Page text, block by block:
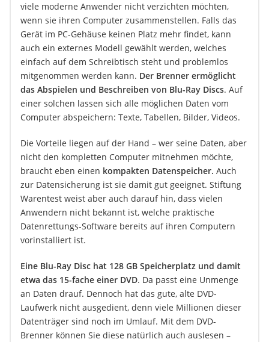
viele moderne Anwender nicht verzichten möchten,
wenn sie ihren Computer zusammenstellen. Falls das
Gerät im PC-Gehäuse keinen Platz mehr findet, kann
auch ein externes Modell gewählt werden, welches
einfach auf dem Schreibtisch steht und problemlos
mitgenommen werden kann. Der Brenner ermöglicht
das Abspielen und Beschreiben von Blu-Ray Discs. Auf
einer solchen lassen sich alle möglichen Daten vom
Computer abspeichern: Texte, Tabellen, Bilder, Videos.
Die Vorteile liegen auf der Hand – wer seine Daten, aber
nicht den kompletten Computer mitnehmen möchte,
braucht eben einen kompakten Datenspeicher. Auch
zur Datensicherung ist sie damit gut geeignet. Stiftung
Warentest weist aber auch darauf hin, dass vielen
Anwendern nicht bekannt ist, welche praktische
Datenrettungs-Software bereits auf ihren Computern
vorinstalliert ist.
Eine Blu-Ray Disc hat 128 GB Speicherplatz und damit
etwa das 15-fache einer DVD. Da passt eine Unmenge
an Daten drauf. Dennoch hat das gute, alte DVD-
Laufwerk nicht ausgedient, denn viele Millionen dieser
Datenträger sind noch im Umlauf. Mit dem DVD-
Brenner können Sie diese natürlich auch auslesen –